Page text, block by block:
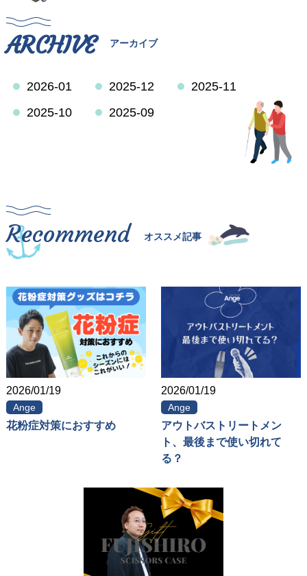
ARCHIVE アーカイブ
2026-01 2025-12
2025-11
2025-10
2025-09
Recommend オススメ記事
2026/01/19
Ange
花粉症対策におすすめ
2026/01/19
Ange
アウトバストリートメン
ト、最後まで使い切れて
る？